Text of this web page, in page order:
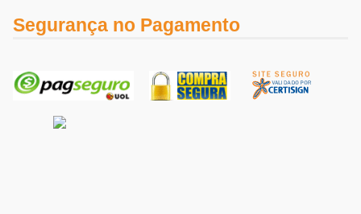
Segurança no Pagamento